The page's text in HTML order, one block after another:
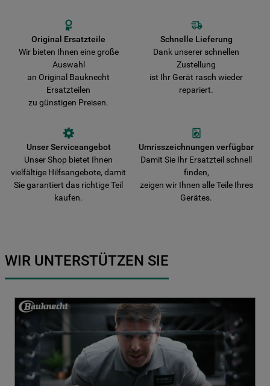
und verkürzen damit die Wartezeit bis zur vollständigen
Wiederherstellung der Funktionsfähigkeit Ihres Gerätes.
Original Ersatzteile
Wir bieten Ihnen eine große
Auswahl
an Original Bauknecht
Ersatzteilen
zu günstigen Preisen.
Schnelle Lieferung
Dank unserer schnellen
Zustellung
ist Ihr Gerät rasch wieder
repariert.
Unser Serviceangebot
Unser Shop bietet Ihnen
vielfältige Hilfsangebote, damit
Sie garantiert das richtige Teil
kaufen.
Umrisszeichnungen verfügbar
Damit Sie Ihr Ersatzteil schnell
finden,
zeigen wir Ihnen alle Teile Ihres
Gerätes.
WIR UNTERSTÜTZEN SIE